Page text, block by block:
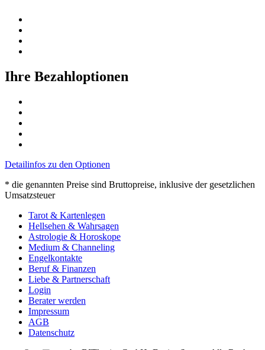
Ihre Bezahloptionen
Detailinfos zu den Optionen
* die genannten Preise sind Bruttopreise, inklusive der gesetzlichen
Umsatzsteuer
Tarot & Kartenlegen
Hellsehen & Wahrsagen
Astrologie & Horoskope
Medium & Channeling
Engelkontakte
Beruf & Finanzen
Liebe & Partnerschaft
Login
Berater werden
Impressum
AGB
Datenschutz